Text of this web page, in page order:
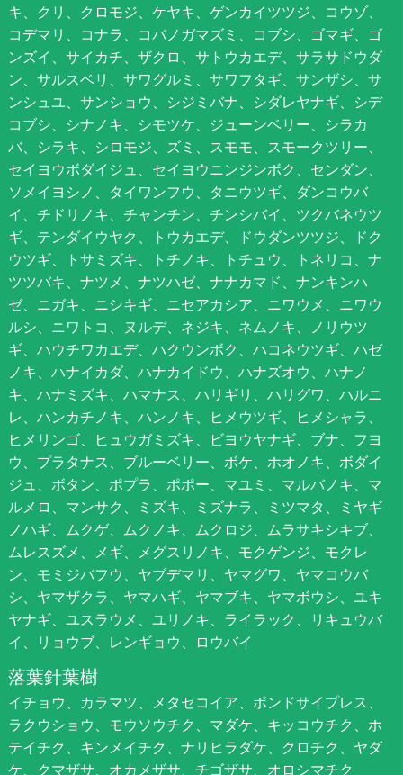
キ、クリ、クロモジ、ケヤキ、ゲンカイツツジ、コウゾ、
コデマリ、コナラ、コバノガマズミ、コブシ、ゴマギ、ゴ
ンズイ、サイカチ、ザクロ、サトウカエデ、サラサドウダ
ン、サルスベリ、サワグルミ、サワフタギ、サンザシ、サ
ンシュユ、サンショウ、シジミバナ、シダレヤナギ、シデ
コブシ、シナノキ、シモツケ、ジューンベリー、シラカ
バ、シラキ、シロモジ、ズミ、スモモ、スモークツリー、
セイヨウボダイジュ、セイヨウニンジンボク、センダン、
ソメイヨシノ、タイワンフウ、タニウツギ、ダンコウバ
イ、チドリノキ、チャンチン、チンシバイ、ツクバネウツ
ギ、テンダイウヤク、トウカエデ、ドウダンツツジ、ドク
ウツギ、トサミズキ、トチノキ、トチュウ、トネリコ、ナ
ツツバキ、ナツメ、ナツハゼ、ナナカマド、ナンキンハ
ゼ、ニガキ、ニシキギ、ニセアカシア、ニワウメ、ニワウ
ルシ、ニワトコ、ヌルデ、ネジキ、ネムノキ、ノリウツ
ギ、ハウチワカエデ、ハクウンボク、ハコネウツギ、ハゼ
ノキ、ハナイカダ、ハナカイドウ、ハナズオウ、ハナノ
キ、ハナミズキ、ハマナス、ハリギリ、ハリグワ、ハルニ
レ、ハンカチノキ、ハンノキ、ヒメウツギ、ヒメシャラ、
ヒメリンゴ、ヒュウガミズキ、ビヨウヤナギ、ブナ、フヨ
ウ、プラタナス、ブルーベリー、ボケ、ホオノキ、ボダイ
ジュ、ボタン、ポプラ、ポポー、マユミ、マルバノキ、マ
ルメロ、マンサク、ミズキ、ミズナラ、ミツマタ、ミヤギ
ノハギ、ムクゲ、ムクノキ、ムクロジ、ムラサキシキブ、
ムレスズメ、メギ、メグスリノキ、モクゲンジ、モクレ
ン、モミジバフウ、ヤブデマリ、ヤマグワ、ヤマコウバ
シ、ヤマザクラ、ヤマハギ、ヤマブキ、ヤマボウシ、ユキ
ヤナギ、ユスラウメ、ユリノキ、ライラック、リキュウバ
イ、リョウブ、レンギョウ、ロウバイ
落葉針葉樹
イチョウ、カラマツ、メタセコイア、ポンドサイプレス、
ラクウショウ、モウソウチク、マダケ、キッコウチク、ホ
テイチク、キンメイチク、ナリヒラダケ、クロチク、ヤダ
ケ、クマザサ、オカメザサ、チゴザサ、オロシマチク